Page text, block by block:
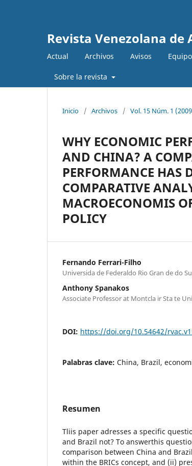
Revista Venezolana
Actual Archivos Avisos
Sobre la revista
Inicio / Archivos / Vol. 15 Núm. 1
WHY ECONOMIC
AND CHINA? A
PERFORMANCE HAS
COMPARATIVE
MACROECONOMIS
POLICY
Fernando Ferrari-Filho
Universida de Federaldo Rio Gran de do Sul
Anthony Spanakos
Associate Professor at Montcla ir Sta te
DOI: https://doi.org/10.54642/
Palabras clave: China, Brazil,
Resumen
Tliis paper adresses a specific
and Brazil not? To answerthis
comparison between China and
within the BRICs concept, and (ii)